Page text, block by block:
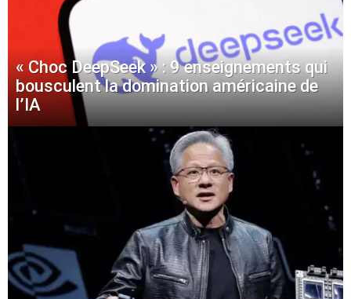
« Choc DeepSeek » : 9 enseignements qui
bousculent la domination américaine de
l’IA